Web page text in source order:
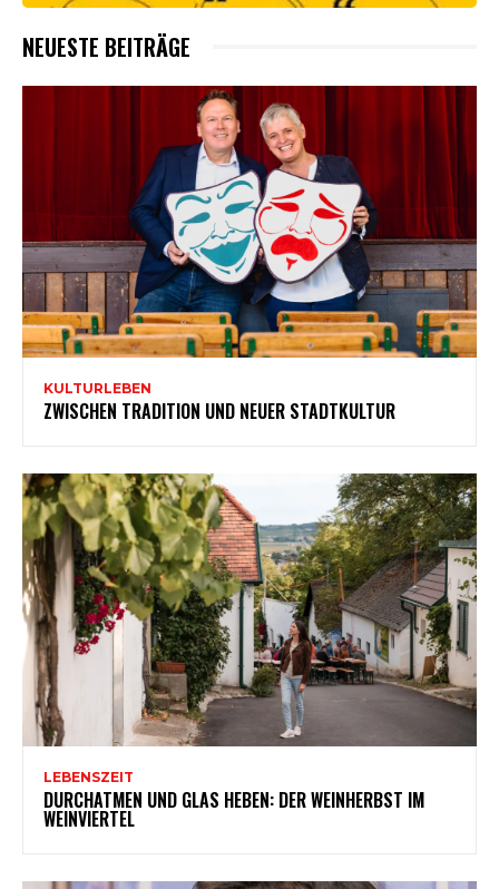
NEUESTE BEITRÄGE
KULTURLEBEN
ZWISCHEN TRADITION UND NEUER STADTKULTUR
LEBENSZEIT
DURCHATMEN UND GLAS HEBEN: DER WEINHERBST IM
WEINVIERTEL